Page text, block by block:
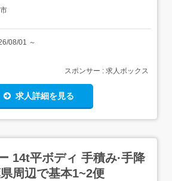
08/01 ～
スポンサー : 求人ボックス
求人詳細を見る
14t平ボディ 手積み·手降
周辺で基本1~2便